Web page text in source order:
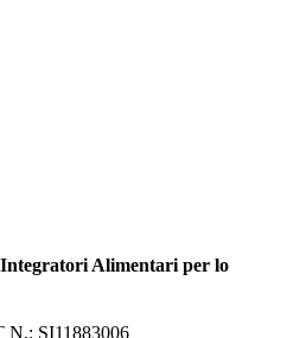
Alimentari per lo
N.: SI11883006